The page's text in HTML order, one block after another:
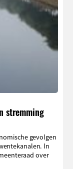
stremming
gevolgen
In
over